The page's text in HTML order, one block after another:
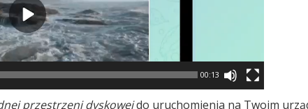
00:13
przestrzeni dyskowejdo uruchomienia na Twoim